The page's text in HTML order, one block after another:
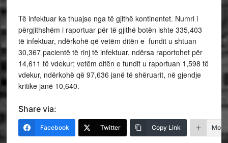
Të infektuar ka thuajse nga të gjithë kontinentet. Numri i
përgjithshëm i raportuar për të gjithë botën ishte 335,403
të infektuar, ndërkohë që vetëm ditën e fundit u shtuan
30,367 pacientë të rinj të infektuar, ndërsa raportohet për
14,611 të vdekur; vetëm ditën e fundit u raportuan 1,598 të
vdekur, ndërkohë që 97,636 janë të shëruarit, në gjendje
kritike janë 10,640.
Share via:
Facebook Twitter Copy Link More